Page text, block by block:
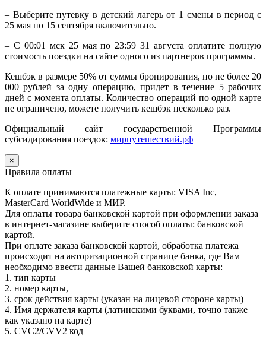
– Выберите путевку в детский лагерь от 1 смены в период с
25 мая по 15 сентября включительно.
– С 00:01 мск 25 мая по 23:59 31 августа оплатите полную
стоимость поездки на сайте одного из партнеров программы.
Кешбэк в размере 50% от суммы бронирования, но не более 20
000 рублей за одну операцию, придет в течение 5 рабочих
дней с момента оплаты. Количество операций по одной карте
не ограничено, можете получить кешбэк несколько раз.
Официальный сайт государственной Программы
субсидирования поездок: мирпутешествий.рф
×
Правила оплаты
К оплате принимаются платежные карты: VISA Inc,
MasterCard WorldWide и МИР.
Для оплаты товара банковской картой при оформлении заказа
в интернет-магазине выберите способ оплаты: банковской
картой.
При оплате заказа банковской картой, обработка платежа
происходит на авторизационной странице банка, где Вам
необходимо ввести данные Вашей банковской карты:
1. тип карты
2. номер карты,
3. срок действия карты (указан на лицевой стороне карты)
4. Имя держателя карты (латинскими буквами, точно также
как указано на карте)
5. CVC2/CVV2 код